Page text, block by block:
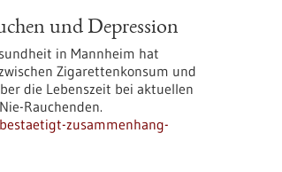
und Depression
in Mannheim hat
Zigarettenkonsum und
die Lebenszeit bei aktuellen
Rauchenden.
zusammenhang-